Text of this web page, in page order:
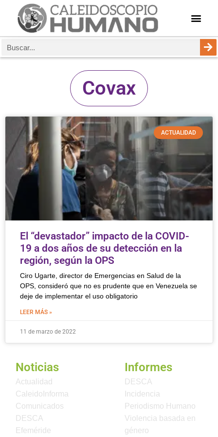
Covax
ACTUALIDAD
El “devastador” impacto de la COVID-
19 a dos años de su detección en la
región, según la OPS
Ciro Ugarte, director de Emergencias en Salud de la
OPS, consideró que no es prudente que en Venezuela se
deje de implementar el uso obligatorio
LEER MÁS »
11 de marzo de 2022
Noticias
Actualidad
CaleidoInforma
Comunicados
DESCA
Efeméride
Informes
DESCA
Incidencia
Periodismo Humano
Violencia basada en
género